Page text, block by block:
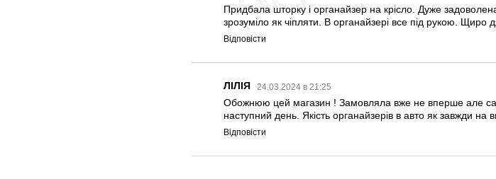
Придбала шторку і органайзер на крісло. Дуже
зрозуміло як чіпляти. В органайзері все під рукою. Щиро
Відповісти
ЛІЛІЯ 24.03.2024 в 21:25
Обожнюю цей магазин ! Замовляла вже не вперше але
наступний день. Якість органайзерів в авто як завжди на
Відповісти